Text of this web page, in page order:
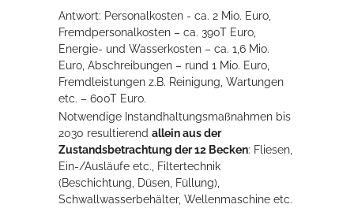
Antwort: Personalkosten - ca. 2 Mio. Euro,
Fremdpersonalkosten – ca. 390T Euro,
Energie- und Wasserkosten – ca. 1,6 Mio.
Euro, Abschreibungen – rund 1 Mio. Euro,
Fremdleistungen z.B. Reinigung, Wartungen
etc. – 600T Euro.
Notwendige Instandhaltungsmaßnahmen bis
2030 resultierend alleinausder
Zustandsbetrachtung der 12 Becken: Fliesen,
Ein-/Ausläufe etc., Filtertechnik
(Beschichtung, Düsen, Füllung),
Schwallwasserbehälter, Wellenmaschine etc.